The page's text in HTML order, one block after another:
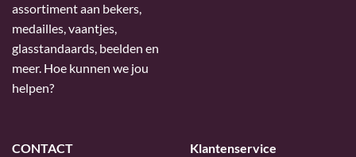
assortiment aan bekers,
medailles, vaantjes,
glasstandaards, beelden en
meer. Hoe kunnen we jou
helpen?
CONTACT Klantenservice